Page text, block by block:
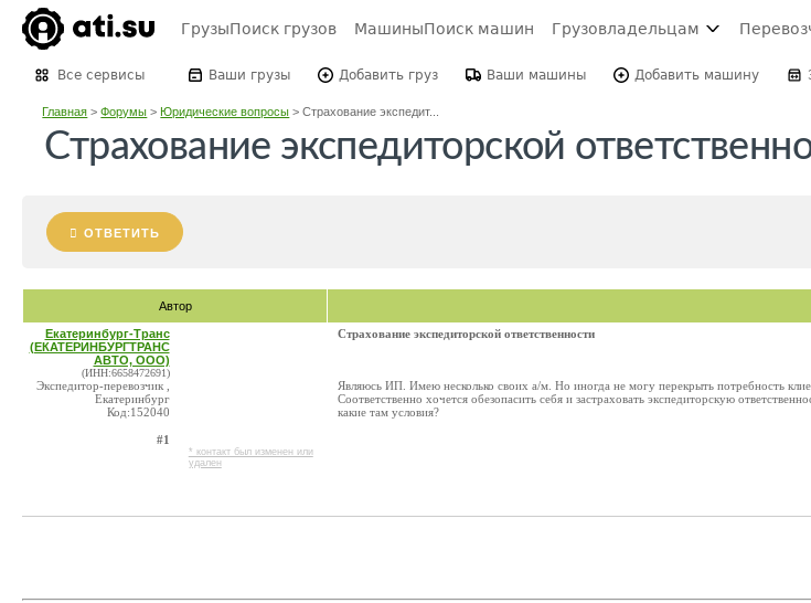
ГрузыПоиск грузов МашиныПоиск машин Грузовладельцам
Все сервисы Ваши грузы Добавить груз Ваши машины Добавить машину
Главная >Форумы >Юридические вопросы >Страхование экспедит...
Страхование экспедиторской
ОТВЕТИТЬ
Автор
Екатеринбург-Транс
(ЕКАТЕРИНБУРГТРАНС
АВТО, ООО)
(ИНН:6658472691)
Экспедитор-перевозчик ,
Екатеринбург
Код:152040
#1
* контакт был изменен или
удален
Страхование экспедиторской ответственности
Являюсь ИП. Имею несколько своих а/м. Но иногда не могу перекрыть потребность
Соответственно хочется обезопасить себя и застраховать экспедиторскую
какие там условия?